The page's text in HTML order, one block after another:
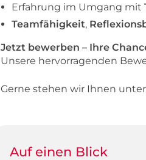
Erfahrung im Umgang mit
Teamfähigkeit,
Jetzt bewerben – Ihre
Unsere hervorragenden
Gerne stehen wir Ihnen
Auf einen Blick